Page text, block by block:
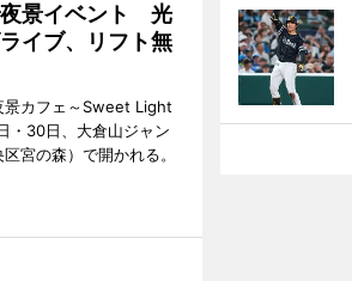
景イベント 光
イブ、リフト無
景カフェ～Sweet Light
・30日、大倉山ジャン
宮の森）で開かれる。